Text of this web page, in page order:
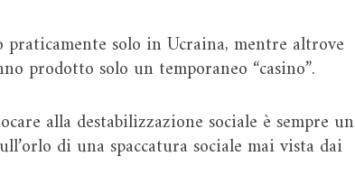
solo in Ucraina, mentre altrove
prodotto solo un temporaneo “casino”.
alla destabilizzazione sociale è sempre un
di una spaccatura sociale mai vista dai